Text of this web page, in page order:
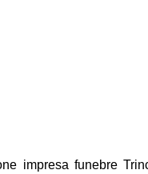
impresa funebre